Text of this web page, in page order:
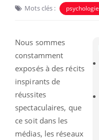
Mots clés : psychologie
Nous sommes
constamment
exposés à des récits
inspirants de
réussites
spectaculaires, que
ce soit dans les
médias, les réseaux